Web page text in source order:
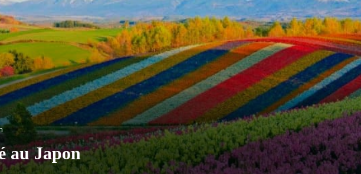
au Japon